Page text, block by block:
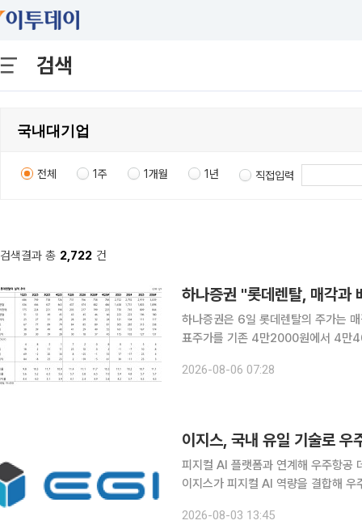
검색
전체 1주 1개월 1년 직접입력
검색결과 총 2,722 건
하나증권 "롯데렌탈, 매각
하나증권은 6일 롯데렌탈의 주가는
표주가를 기존 4만2000원에서 4만
기 대비 각각 2%, 10% 증가한 수준
2026-08-06 07:28
피지컬 AI 플랫폼과 연계해 우주항공 데이터 생태계 구축 글로벌
이지스가 피지컬 AI 역량을 결합해
2026-08-03 13:45